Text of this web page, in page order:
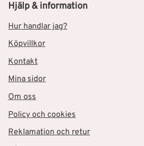
Hjälp & information
Hur handlar jag?
Köpvillkor
Kontakt
Mina sidor
Om oss
Policy och cookies
Reklamation och retur